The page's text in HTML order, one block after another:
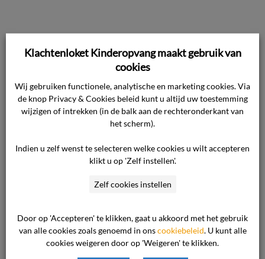
Wilt u zoeken binnen onze gepubliceerde
Klik dan hier(als je op deze link klikt
ga je door naar het uitstprakenoverzicht) om
naar ons uitsprakenoverzicht te gaan. Voor al
uw overige zoekopdrachten gebruikt u
onderstaand zoekvenster:
Klachtenloket Kinderopvang maakt gebruik van
cookies
Wij gebruiken functionele, analytische en marketing cookies. Via
de knop Privacy & Cookies beleid kunt u altijd uw toestemming
wijzigen of intrekken (in de balk aan de rechteronderkant van
het scherm).
Indien u zelf wenst te selecteren welke cookies u wilt accepteren
klikt u op 'Zelf instellen'.
Zelf cookies instellen
Door op 'Accepteren' te klikken, gaat u akkoord met het gebruik
van alle cookies zoals genoemd in onscookiebeleid . U kunt alle
cookies weigeren door op 'Weigeren' te klikken.